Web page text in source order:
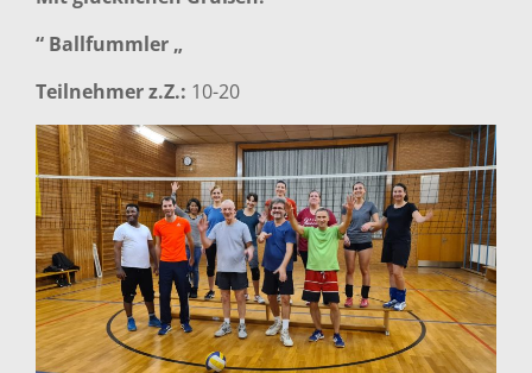
“ Ballfummler „
Teilnehmer z.Z.: 10-20